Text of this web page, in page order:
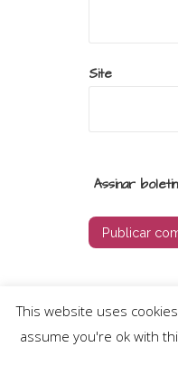
Site
Assinar
This website uses
assume you're ok with